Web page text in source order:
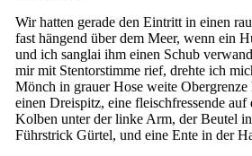
Wir hatten gerade den Eintritt in einen
fast hängend über dem Meer, wenn ein
und ich sanglai ihm einen Schub
mir mit Stentorstimme rief, drehte ich
Mönch in grauer Hose weite
einen Dreispitz, eine fleischfressende
Kolben unter der linke Arm, der Beutel
Führstrick Gürtel, und eine Ente in der